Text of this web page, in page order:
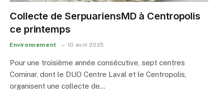
Collecte de SerpuariensMD à Centropolis
ce printemps
Environnement 10 avril 2025
Pour une troisième année consécutive, sept centres
Cominar, dont le DUO Centre Laval et le Centropolis,
organisent une collecte de…